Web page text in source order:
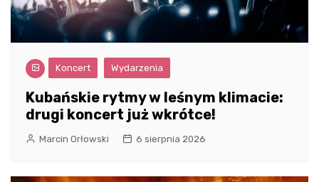
Koncert Wydarzenia
Kubańskie rytmy w leśnym klimacie:
drugi koncert już wkrótce!
Marcin Orłowski 6 sierpnia 2026